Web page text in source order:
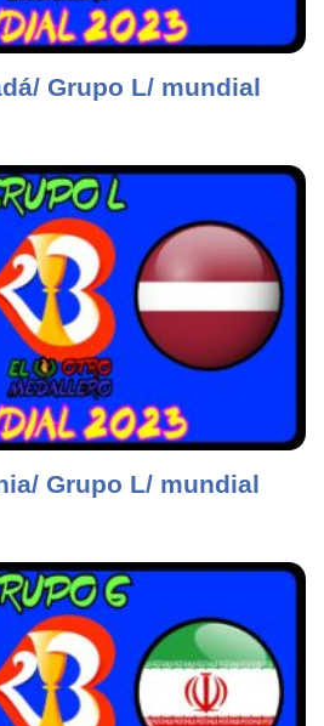
Grupo L/ mundial
Grupo L/ mundial